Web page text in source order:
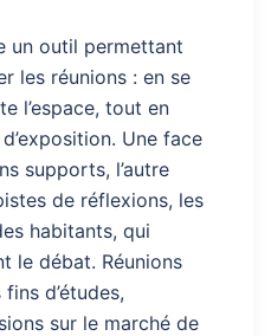
un outil permettant
les réunions : en se
l’espace, tout en
Une face
supports, l’autre
de réflexions, les
habitants, qui
le débat. Réunions
d’études,
sur le marché de